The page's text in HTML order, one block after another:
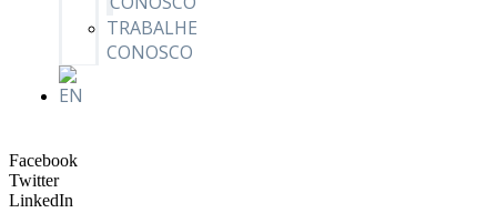
TRABALHE
CONOSCO
Facebook
Twitter
LinkedIn